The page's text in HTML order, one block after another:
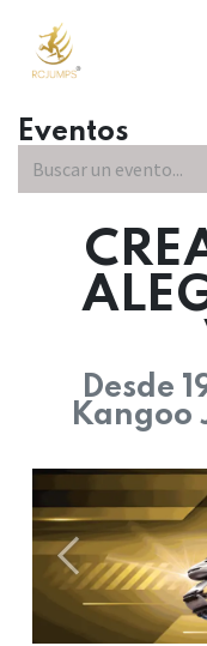
Eventos
Desde
Kangoo
Anterior